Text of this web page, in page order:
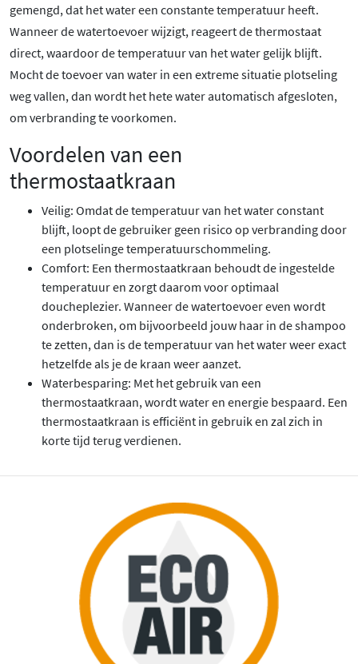
gemengd, dat het water een constante temperatuur heeft.
Wanneer de watertoevoer wijzigt, reageert de thermostaat
direct, waardoor de temperatuur van het water gelijk blijft.
Mocht de toevoer van water in een extreme situatie plotseling
weg vallen, dan wordt het hete water automatisch afgesloten,
om verbranding te voorkomen.
Voordelen van een
thermostaatkraan
Veilig: Omdat de temperatuur van het water constant
blijft, loopt de gebruiker geen risico op verbranding door
een plotselinge temperatuurschommeling.
Comfort: Een thermostaatkraan behoudt de ingestelde
temperatuur en zorgt daarom voor optimaal
doucheplezier. Wanneer de watertoevoer even wordt
onderbroken, om bijvoorbeeld jouw haar in de shampoo
te zetten, dan is de temperatuur van het water weer exact
hetzelfde als je de kraan weer aanzet.
Waterbesparing: Met het gebruik van een
thermostaatkraan, wordt water en energie bespaard. Een
thermostaatkraan is efficiënt in gebruik en zal zich in
korte tijd terug verdienen.